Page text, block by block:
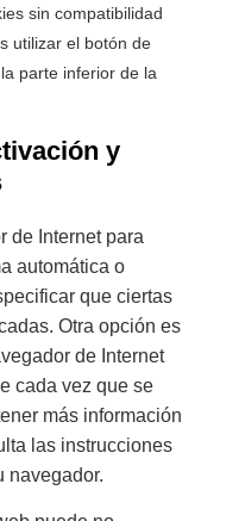
sin compatibilidad
utilizar el botón de
parte inferior de la
y
de Internet para
automática o
que ciertas
Otra opción es
de Internet
cada vez que se
más información
las instrucciones
navegador.